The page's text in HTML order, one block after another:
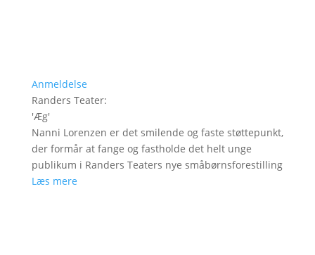
Anmeldelse
Randers Teater:
'Æg'
Nanni Lorenzen er det smilende og faste støttepunkt,
der formår at fange og fastholde det helt unge
publikum i Randers Teaters nye småbørnsforestilling
Læs mere